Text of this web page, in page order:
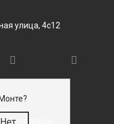
улица, 4с12
характером